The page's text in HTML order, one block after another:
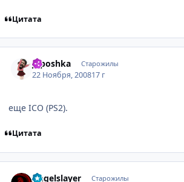
Цитата
Japoshkа Старожилы
22 Ноября, 200817 г
еще ICO (PS2).
Цитата
Angelslayer Старожилы